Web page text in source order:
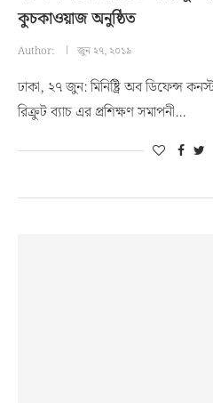
কুচকাওয়াজ অনুষ্ঠিত
Author: জুন ২৭, ২০১৯
ঢাকা, ২৭ জুন: মিনিষ্ট্রি অব ডিফেন্স
রিক্রুট ব্যাচ এর প্রশিক্ষণ সমাপনী…